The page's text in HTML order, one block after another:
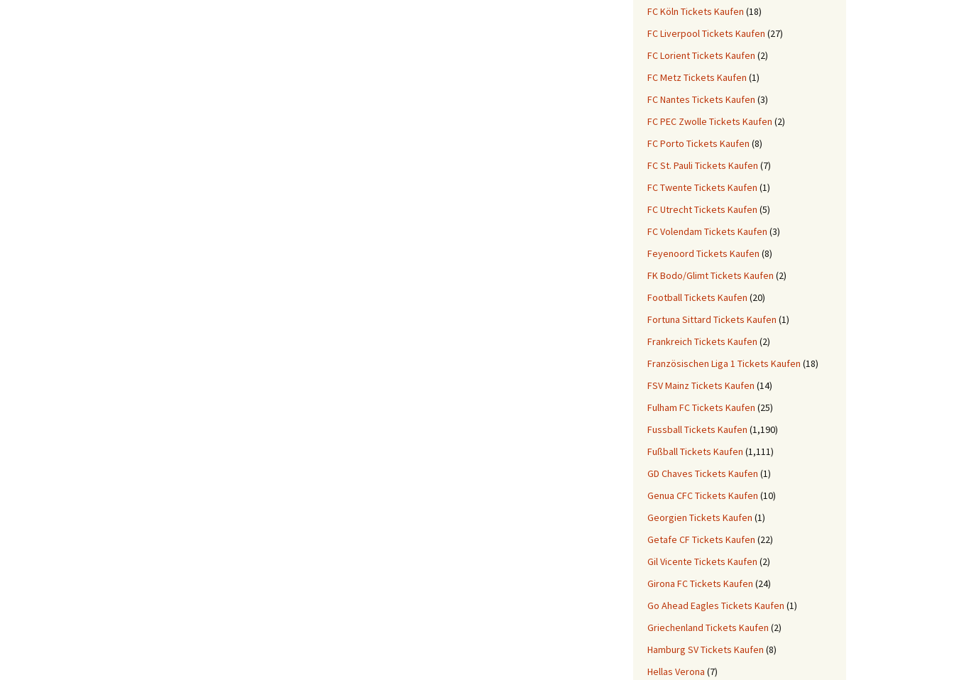
FC Köln Tickets Kaufen (18)
FC Liverpool Tickets Kaufen (27)
FC Lorient Tickets Kaufen (2)
FC Metz Tickets Kaufen (1)
FC Nantes Tickets Kaufen (3)
FC PEC Zwolle Tickets Kaufen (2)
FC Porto Tickets Kaufen (8)
FC St. Pauli Tickets Kaufen (7)
FC Twente Tickets Kaufen (1)
FC Utrecht Tickets Kaufen (5)
FC Volendam Tickets Kaufen (3)
Feyenoord Tickets Kaufen (8)
FK Bodo/Glimt Tickets Kaufen (2)
Football Tickets Kaufen (20)
Fortuna Sittard Tickets Kaufen (1)
Frankreich Tickets Kaufen (2)
Französischen Liga 1 Tickets Kaufen (18)
FSV Mainz Tickets Kaufen (14)
Fulham FC Tickets Kaufen (25)
Fussball Tickets Kaufen (1,190)
Fußball Tickets Kaufen (1,111)
GD Chaves Tickets Kaufen (1)
Genua CFC Tickets Kaufen (10)
Georgien Tickets Kaufen (1)
Getafe CF Tickets Kaufen (22)
Gil Vicente Tickets Kaufen (2)
Girona FC Tickets Kaufen (24)
Go Ahead Eagles Tickets Kaufen (1)
Griechenland Tickets Kaufen (2)
Hamburg SV Tickets Kaufen (8)
Hellas Verona (7)